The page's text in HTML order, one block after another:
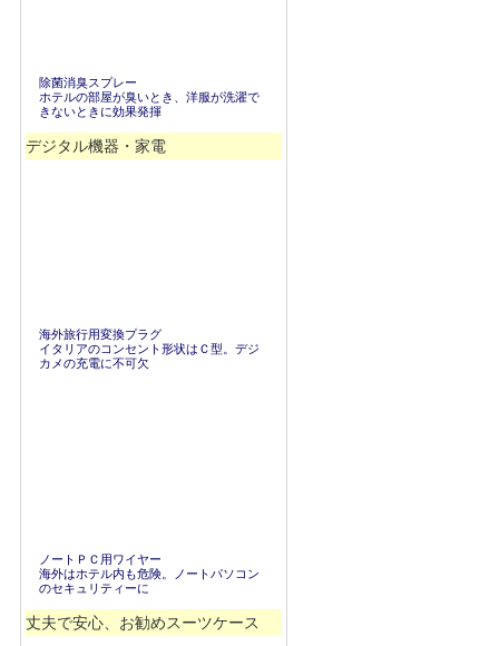
除菌消臭スプレー
ホテルの部屋が臭いとき、洋服が洗濯で
きないときに効果発揮
デジタル機器・家電
海外旅行用変換プラグ
イタリアのコンセント形状はＣ型。デジ
カメの充電に不可欠
ノートＰＣ用ワイヤー
海外はホテル内も危険。ノートパソコン
のセキュリティーに
丈夫で安心、お勧めスーツケース